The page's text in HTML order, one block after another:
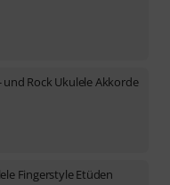
und Rock Ukulele Akkorde
Fingerstyle Etüden